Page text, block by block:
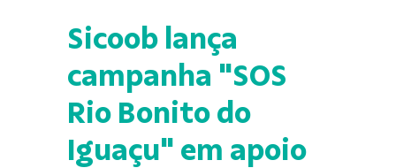
Sicoob lança
campanha "SOS
Rio Bonito do
Iguaçu" em apoio